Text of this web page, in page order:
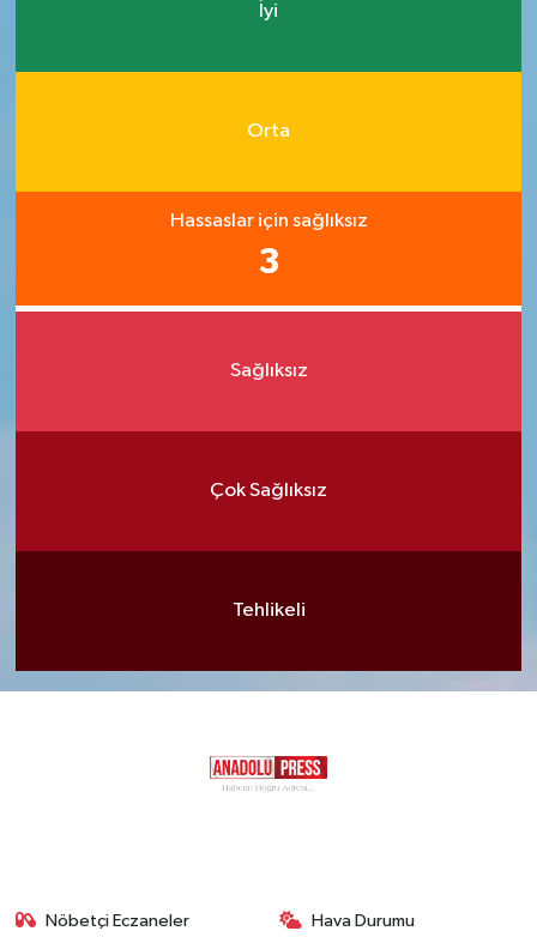
İyi
Orta
Hassaslar için sağlıksız
3
Sağlıksız
Çok Sağlıksız
Tehlikeli
Nöbetçi Eczaneler Hava Durumu